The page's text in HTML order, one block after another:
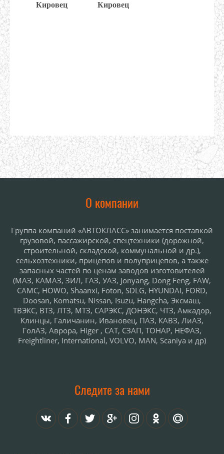
Кировец
Кировец
Следите за нами
О компании
Группа компаний «АВТОКЛАСС» занимается поставкой
грузовой, пассажирской, спецтехники (дорожной,
строительной, складской, коммунальной и др.),
сельхозтехники, прицепов и полуприцепов, а также
запасных частей по ценам заводов изготовителей
(МАЗ, КАМАЗ, ЗИЛ, ГАЗ, УАЗ, Jonyang, Dong Feng, FAW,
CAMC, HOWO, Shaanxi, Foton, SDLG, HYUNDAI, FORD,
Doosan, Komatsu, Nissan, Isuzu, Hangcha, Эксмаш,
ТВЭКС, ВТЗ, ЛТЗ, МТЗ, САРЭКС, ДОНЭКС, ЧТЗ, Амкадор,
Клинцы, Галичанин, Ивановец, ПАЗ, КАВЗ, ЛиАЗ,
ГолАЗ, Аврора, Higer , САТ, СЗАП, ТОНАР, НЕФАЗ,
Freightliner, International, VOLVO, MAN, Scаniya и др)